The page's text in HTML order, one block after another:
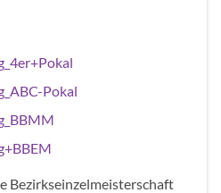
Pokal
Bezirkseinzelmeisterschaft